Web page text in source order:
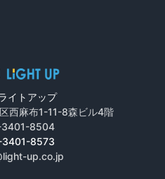
イトアップ
西麻布1-11-8森ビル4階
8504
3401-8573
up.co.jp